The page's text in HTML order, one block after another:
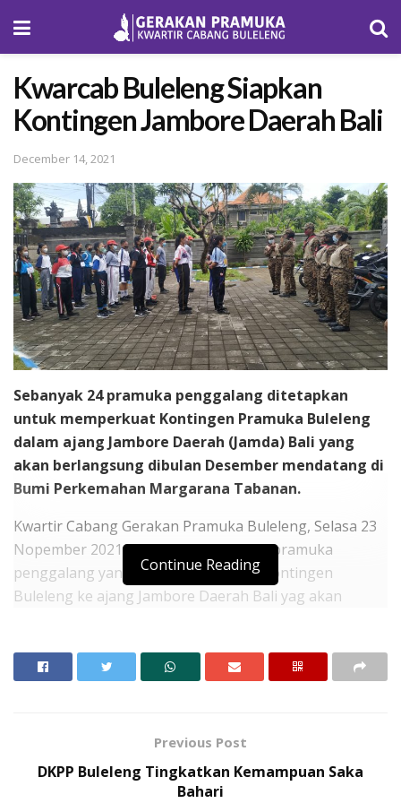
Kwarcab Buleleng Siapkan
Kontingen Jambore Daerah Bali
December 14, 2021
Sebanyak 24 pramuka penggalang ditetapkan
untuk memperkuat Kontingen Pramuka Buleleng
dalam ajang Jambore Daerah (Jamda) Bali yang
akan berlangsung dibulan Desember mendatang di
Bumi Perkemahan Margarana Tabanan.
Kwartir Cabang Gerakan Pramuka Buleleng, Selasa 23
Nopember 2021 telah menetapkan 24 pramuka
penggalang yang akan memperkuat Kontingen
Buleleng ke ajang Jambore Daerah Bali yag akan
dilakukan melalui seleksi dalam kegiatan Jambore
Gde Surya Bharata mengatakan, pelaksanaan seleksi
untuk peserta melibatkan seluruh Pramuka
Penggalang yang terpilih di tingkat Kwartir Ranting
Continue Reading
Previous Post
DKPP Buleleng Tingkatkan Kemampuan Saka
Bahari